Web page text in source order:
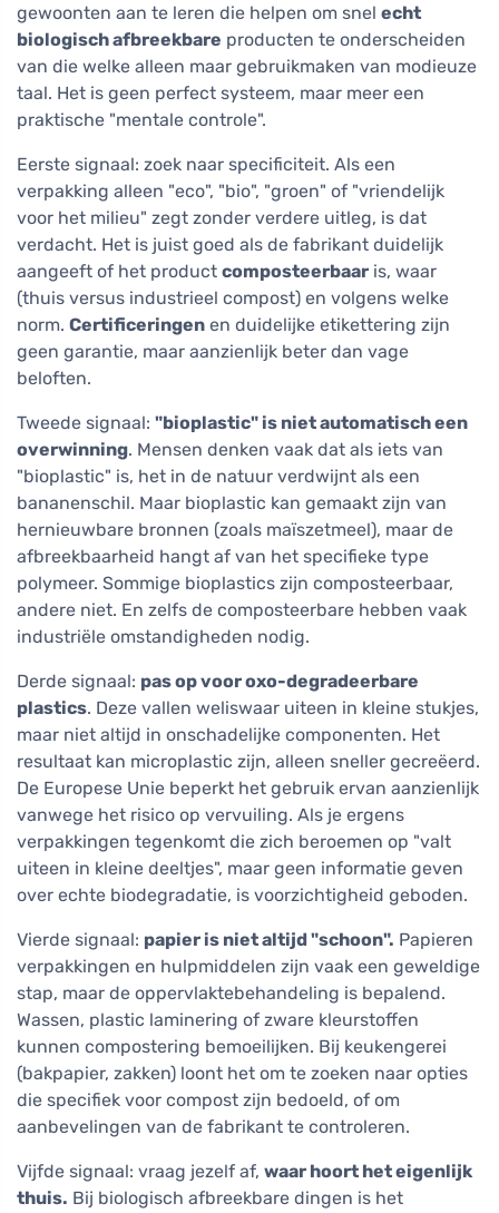
gewoonten aan te leren die helpen om snel echt
biologisch afbreekbare producten te onderscheiden
van die welke alleen maar gebruikmaken van modieuze
taal. Het is geen perfect systeem, maar meer een
praktische "mentale controle".
Eerste signaal: zoek naar specificiteit. Als een
verpakking alleen "eco", "bio", "groen" of "vriendelijk
voor het milieu" zegt zonder verdere uitleg, is dat
verdacht. Het is juist goed als de fabrikant duidelijk
aangeeft of het product composteerbaar is, waar
(thuis versus industrieel compost) en volgens welke
norm. Certificeringen en duidelijke etikettering zijn
geen garantie, maar aanzienlijk beter dan vage
beloften.
Tweede signaal: "bioplastic" is niet automatisch een
overwinning. Mensen denken vaak dat als iets van
"bioplastic" is, het in de natuur verdwijnt als een
bananenschil. Maar bioplastic kan gemaakt zijn van
hernieuwbare bronnen (zoals maïszetmeel), maar de
afbreekbaarheid hangt af van het specifieke type
polymeer. Sommige bioplastics zijn composteerbaar,
andere niet. En zelfs de composteerbare hebben vaak
industriële omstandigheden nodig.
Derde signaal: pas op voor oxo-degradeerbare
plastics. Deze vallen weliswaar uiteen in kleine stukjes,
maar niet altijd in onschadelijke componenten. Het
resultaat kan microplastic zijn, alleen sneller gecreëerd.
De Europese Unie beperkt het gebruik ervan aanzienlijk
vanwege het risico op vervuiling. Als je ergens
verpakkingen tegenkomt die zich beroemen op "valt
uiteen in kleine deeltjes", maar geen informatie geven
over echte biodegradatie, is voorzichtigheid geboden.
Vierde signaal: papier is niet altijd "schoon". Papieren
verpakkingen en hulpmiddelen zijn vaak een geweldige
stap, maar de oppervlaktebehandeling is bepalend.
Wassen, plastic laminering of zware kleurstoffen
kunnen compostering bemoeilijken. Bij keukengerei
(bakpapier, zakken) loont het om te zoeken naar opties
die specifiek voor compost zijn bedoeld, of om
aanbevelingen van de fabrikant te controleren.
Vijfde signaal: vraag jezelf af, waar hoort het eigenlijk
thuis. Bij biologisch afbreekbare dingen is het